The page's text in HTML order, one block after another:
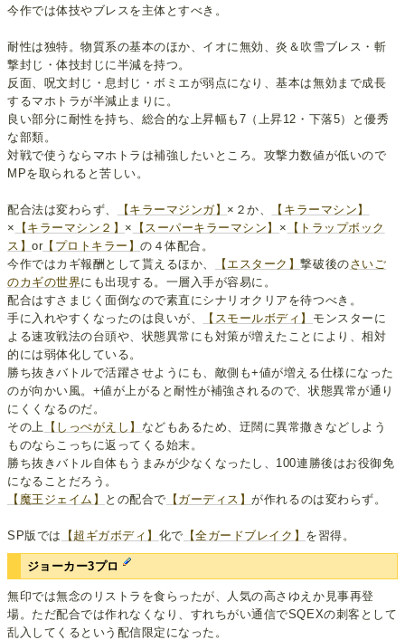
今作では体技やブレスを主体とすべき。
耐性は独特。物質系の基本のほか、イオに無効、炎＆吹雪ブレス・斬
撃封じ・体技封じに半減を持つ。
反面、呪文封じ・息封じ・ボミエが弱点になり、基本は無効まで成長
するマホトラが半減止まりに。
良い部分に耐性を持ち、総合的な上昇幅も7（上昇12・下落5）と優秀
な部類。
対戦で使うならマホトラは補強したいところ。攻撃力数値が低いので
MPを取られると苦しい。
配合法は変わらず、 【キラーマジンガ】 ×２か、
【キラーマシン】
×
【キラーマシン２】 × 【スーパーキラーマシン】 ×
【トラップボック
ス】or 【プロトキラー】の４体配合。
今作ではカギ報酬として貰えるほか、
【エスターク】撃破後のさいご
のカギの世界にも出現する。一層入手が容易に。
配合はすさまじく面倒なので素直にシナリオクリアを待つべき。
手に入れやすくなったのは良いが、
【スモールボディ】 モンスターに
よる速攻戦法の台頭や、状態異常にも対策が増えたことにより、相対
的には弱体化している。
勝ち抜きバトルで活躍させようにも、敵側も+値が増える仕様になった
のが向かい風。+値が上がると耐性が補強されるので、状態異常が通り
にくくなるのだ。
その上
【しっぺがえし】 などもあるため、迂闊に異常撒きなどしよう
ものならこっちに返ってくる始末。
勝ち抜きバトル自体もうまみが少なくなったし、100連勝後はお役御免
になることだろう。
【魔王ジェイム】
との配合で 【ガーディス】が作れるのは変わらず。
SP版では 【超ギガボディ】 化で 【全ガードブレイク】 を習得。
ジョーカー3プロ
無印では無念のリストラを食らったが、人気の高さゆえか見事再登
場。ただ配合では作れなくなり、すれちがい通信でSQEXの刺客として
乱入してくるという配信限定になった。